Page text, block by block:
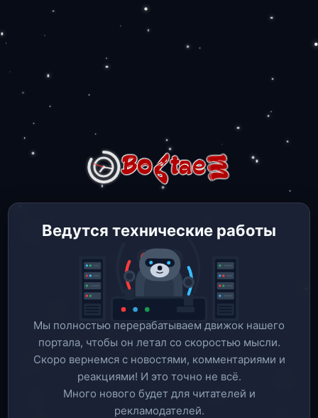
Ведутся технические работы
Мы полностью перерабатываем движок нашего
портала, чтобы он летал со скоростью мысли.
Скоро вернемся c новостями, комментариями и
реакциями! И это точно не всё.
Много нового будет для читателей и
рекламодателей.